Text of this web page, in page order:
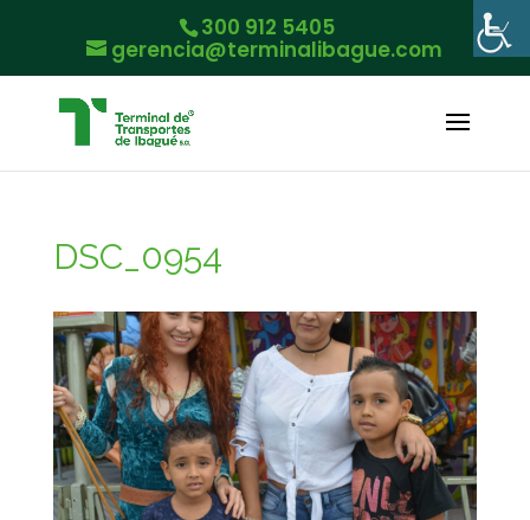
300 912 5405
gerencia@terminalibague.com
DSC_0954